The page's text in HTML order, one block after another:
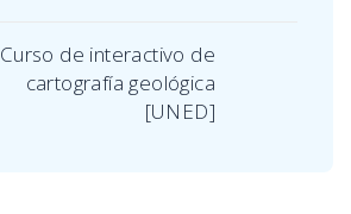
Curso de interactivo de
cartografía geológica
[UNED]